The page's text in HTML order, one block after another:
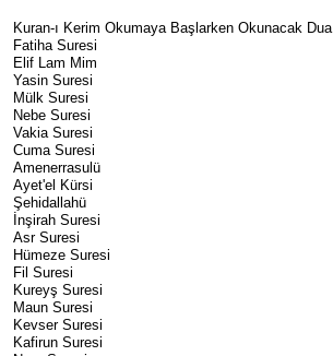
Kuran-ı Kerim Okumaya Başlarken Okunacak Dua
Fatiha Suresi
Elif Lam Mim
Yasin Suresi
Mülk Suresi
Nebe Suresi
Vakia Suresi
Cuma Suresi
Amenerrasulü
Ayet'el Kürsi
Şehidallahü
İnşirah Suresi
Asr Suresi
Hümeze Suresi
Fil Suresi
Kureyş Suresi
Maun Suresi
Kevser Suresi
Kafirun Suresi